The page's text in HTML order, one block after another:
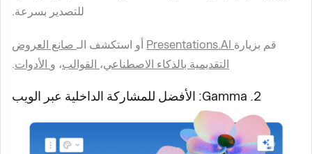
للتصدير بسرعة.
قم بزيارة أو استكشف الـ صانع العروض
التقديمية بالذكاء الاصطناعي، القوالب، و الأدوات.
2. Gamma: الأفضل للمشاركة الداخلية عبر الويب